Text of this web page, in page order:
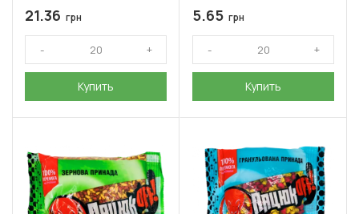
21.36 грн
Купить
5.65 грн
Купить